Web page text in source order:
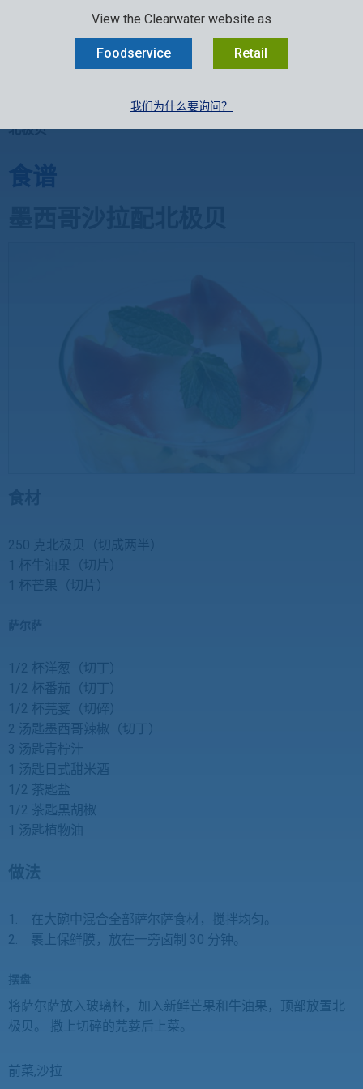
View the Clearwater website as
Foodservice Retail
我们为什么要询问？
SELECT: 行业
餐饮食谱»贝类食谱»北极贝
北极贝
食谱
250 克北极贝（切成两半）
1 杯牛油果（切片）
1 杯芒果（切片）
1/2 杯洋葱（切丁）
1/2 杯番茄（切丁）
1/2 杯芫荽（切碎）
2 汤匙墨西哥辣椒（切丁）
3 汤匙青柠汁
1 汤匙日式甜米酒
1/2 茶匙盐
1/2 茶匙黑胡椒
1 汤匙植物油
做法
1. 在大碗中混合全部萨尔萨食材，搅拌均匀。
2. 裹上保鲜膜，放在一旁卤制 30 分钟。
摆盘
将萨尔萨放入玻璃杯，加入新鲜芒果和牛油果，顶部放置北
极贝。 撒上切碎的芫荽后上菜。
前菜,沙拉